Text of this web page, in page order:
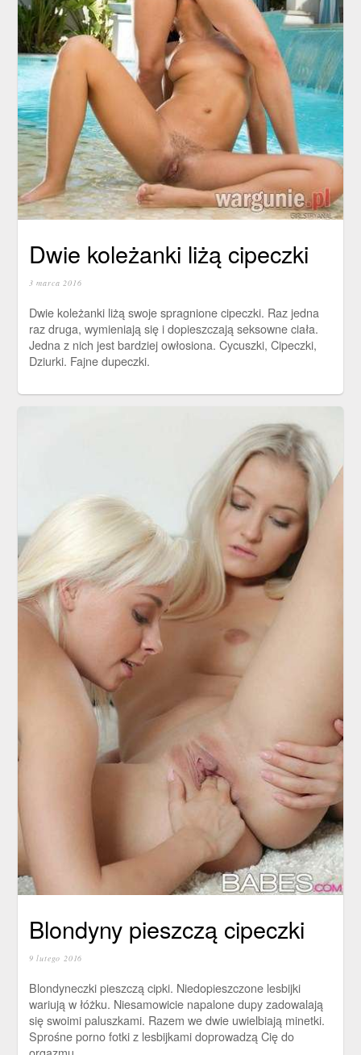
Dwie koleżanki liżą cipeczki
3 marca 2016
Dwie koleżanki liżą swoje spragnione cipeczki. Raz jedna
raz druga, wymieniają się i dopieszczają seksowne ciała.
Jedna z nich jest bardziej owłosiona. Cycuszki, Cipeczki,
Dziurki. Fajne dupeczki.
Blondyny pieszczą cipeczki
9 lutego 2016
Blondyneczki pieszczą cipki. Niedopieszczone lesbijki
wariują w łóżku. Niesamowicie napalone dupy zadowalają
się swoimi paluszkami. Razem we dwie uwielbiają minetki.
Sprośne porno fotki z lesbijkami doprowadzą Cię do